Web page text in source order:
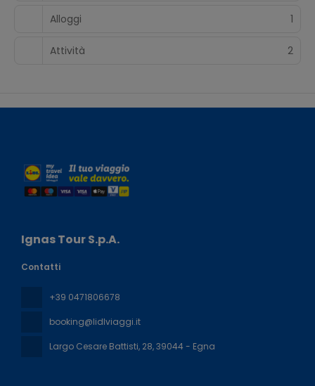
Alloggi 1
Attività 2
Ignas Tour S.p.A.
Contatti
+39 0471806678
booking@lidlviaggi.it
Largo Cesare Battisti, 28, 39044 - Egna